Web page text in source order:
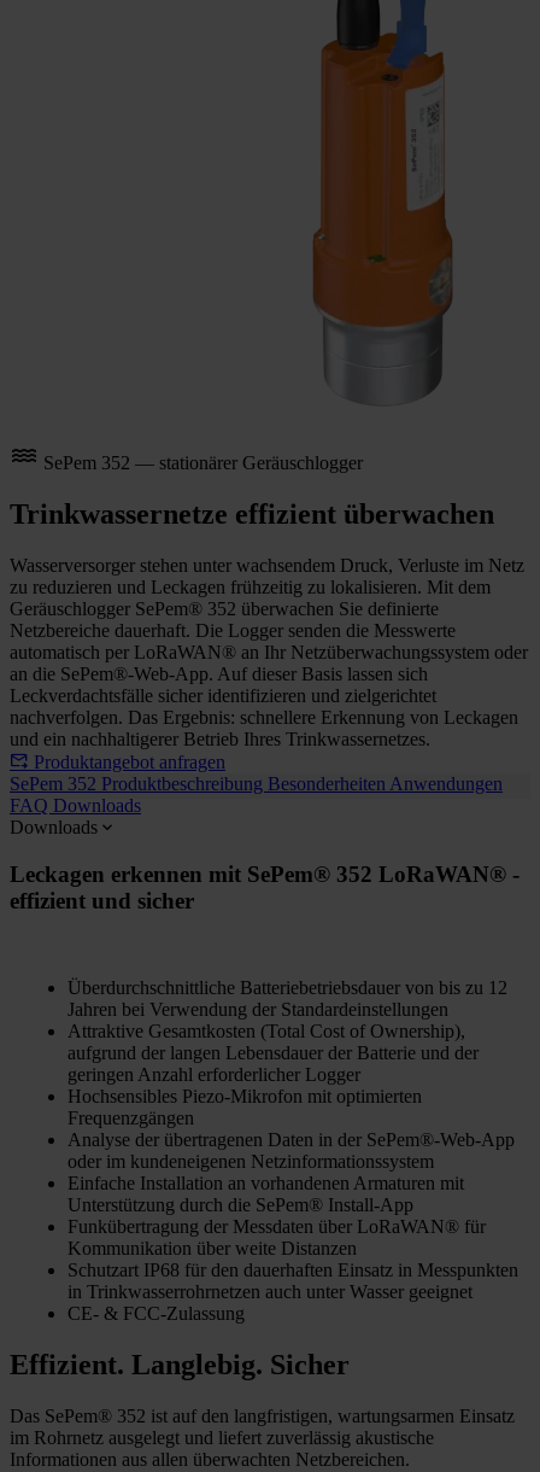
SePem 352 — stationärer Geräuschlogger
Trinkwassernetze effizient überwachen
Wasserversorger stehen unter wachsendem Druck, Verluste im Netz
zu reduzieren und Leckagen frühzeitig zu lokalisieren. Mit dem
Geräuschlogger SePem® 352 überwachen Sie definierte
Netzbereiche dauerhaft. Die Logger senden die Messwerte
automatisch per LoRaWAN® an Ihr Netzüberwachungssystem oder
an die SePem®-Web-App. Auf dieser Basis lassen sich
Leckverdachtsfälle sicher identifizieren und zielgerichtet
nachverfolgen. Das Ergebnis: schnellere Erkennung von Leckagen
und ein nachhaltigerer Betrieb Ihres Trinkwassernetzes.
Produktangebot anfragen
SePem 352 Produktbeschreibung Besonderheiten Anwendungen
FAQ Downloads
Downloads
Leckagen erkennen mit SePem® 352 LoRaWAN® -
effizient und sicher
Überdurchschnittliche Batteriebetriebsdauer von bis zu 12
Jahren bei Verwendung der Standardeinstellungen
Attraktive Gesamtkosten (Total Cost of Ownership),
aufgrund der langen Lebensdauer der Batterie und der
geringen Anzahl erforderlicher Logger
Hochsensibles Piezo-Mikrofon mit optimierten
Frequenzgängen
Analyse der übertragenen Daten in der SePem®-Web-App
oder im kundeneigenen Netzinformationssystem
Einfache Installation an vorhandenen Armaturen mit
Unterstützung durch die SePem® Install-App
Funkübertragung der Messdaten über LoRaWAN® für
Kommunikation über weite Distanzen
Schutzart IP68 für den dauerhaften Einsatz in Messpunkten
in Trinkwasserrohrnetzen auch unter Wasser geeignet
CE- & FCC-Zulassung
Effizient. Langlebig. Sicher
Das SePem® 352 ist auf den langfristigen, wartungsarmen Einsatz
im Rohrnetz ausgelegt und liefert zuverlässig akustische
Informationen aus allen überwachten Netzbereichen.